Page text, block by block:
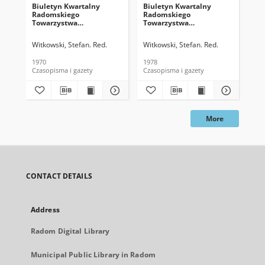
Biuletyn Kwartalny
Radomskiego
Towarzystwa
Witkowski, Stefan. Red.
1970
Czasopisma i gazety
Biuletyn Kwartalny
Radomskiego
Towarzystwa
Witkowski, Stefan. Red.
1978
Czasopisma i gazety
More
CONTACT DETAILS
Address
Radom Digital Library
Municipal Public Library in Radom